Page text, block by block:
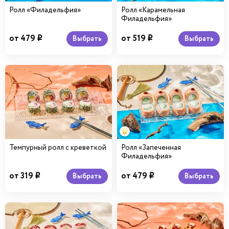
Ролл «Филадельфия»
от 479 i Выбрать
Ролл «Карамельная
Филадельфия»
от 519 i Выбрать
Темпурный ролл с креветкой
от 319 i Выбрать
Ролл «Запеченная
Филадельфия»
от 479 i Выбрать